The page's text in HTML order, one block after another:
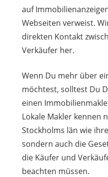
auf
Webseiten verweist.
direkten Kontakt
Verkäufer her.
Wenn Du mehr über
möchtest, solltest Du
einen
Lokale Makler kennen
Stockholms län wie
sondern auch die
die Käufer und
beachten müssen.